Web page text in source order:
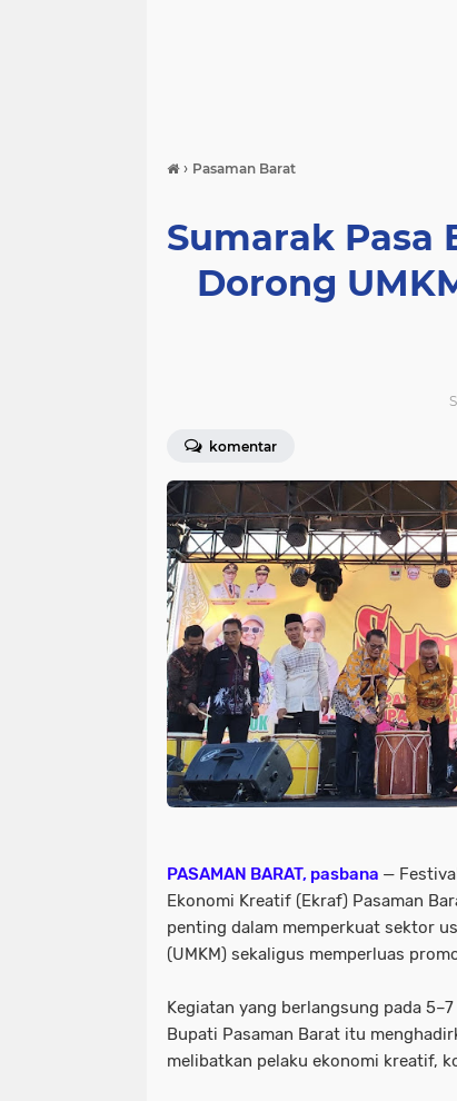
› Pasaman Barat
Sumarak Pasa
Dorong
komentar
PASAMAN BARAT, pasbana —
Ekonomi Kreatif (Ekraf) Pasaman
penting dalam memperkuat sektor
(UMKM) sekaligus memperluas
Kegiatan yang berlangsung pada
Bupati Pasaman Barat itu
melibatkan pelaku ekonomi kreatif,